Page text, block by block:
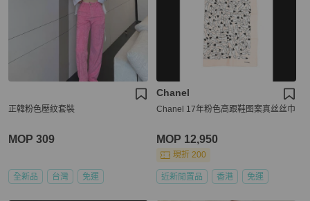
正韓粉色壓紋套裝
MOP 309
全新品 台灣 免運
Chanel
Chanel 17年粉色高跟鞋图案真丝丝巾
MOP 12,950
現折 200
近新閒置品 香港 免運